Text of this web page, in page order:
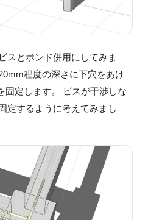
スとボンド併用にしてみま
程度の深さに下穴をあけ
固定します。 ビスが干渉しな
定するように考えてみまし